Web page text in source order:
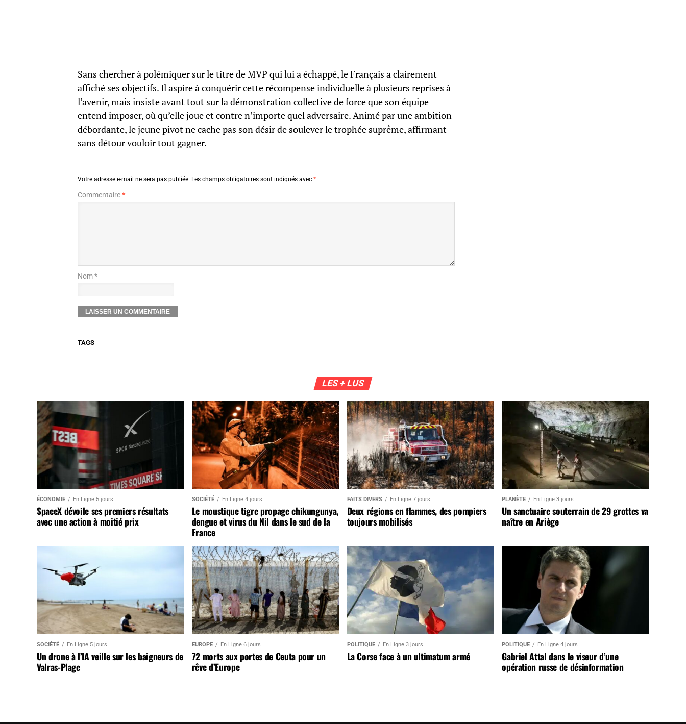
Sans chercher à polémiquer sur le titre de MVP qui lui a échappé, le Français a clairement
affiché ses objectifs. Il aspire à conquérir cette récompense individuelle à plusieurs reprises à
l’avenir, mais insiste avant tout sur la démonstration collective de force que son équipe
entend imposer, où qu’elle joue et contre n’importe quel adversaire. Animé par une ambition
débordante, le jeune pivot ne cache pas son désir de soulever le trophée suprême, affirmant
sans détour vouloir tout gagner.
Votre adresse e-mail ne sera pas publiée. Les champs obligatoires sont indiqués avec *
Commentaire*
Nom *
TAGS
LES + LUS
ÉCONOMIE En Ligne 5 jours
SpaceX dévoile ses premiers résultats
avec une action à moitié prix
SOCIÉTÉ En Ligne 4 jours
Le moustique tigre propage chikungunya,
dengue et virus du Nil dans le sud de la
France
FAITS DIVERS En Ligne 7 jours
Deux régions en flammes, des pompiers
toujours mobilisés
PLANÈTE En Ligne 3 jours
Un sanctuaire souterrain de 29 grottes va
naître en Ariège
SOCIÉTÉ En Ligne 5 jours
Un drone à l’IA veille sur les baigneurs de
Valras-Plage
EUROPE En Ligne 6 jours
72 morts aux portes de Ceuta pour un
rêve d’Europe
POLITIQUE En Ligne 3 jours
La Corse face à un ultimatum armé
POLITIQUE En Ligne 4 jours
Gabriel Attal dans le viseur d’une
opération russe de désinformation